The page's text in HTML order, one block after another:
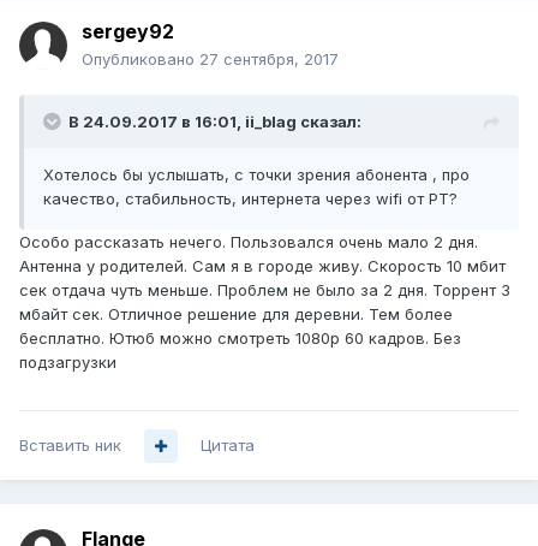
sergey92
Опубликовано 27 сентября, 2017
В 24.09.2017 в 16:01, ii_blag сказал:
Хотелось бы услышать, с точки зрения абонента , про
качество, стабильность, интернета через wifi от РТ?
Особо рассказать нечего. Пользовался очень мало 2 дня.
Антенна у родителей. Сам я в городе живу. Скорость 10 мбит
сек отдача чуть меньше. Проблем не было за 2 дня. Торрент 3
мбайт сек. Отличное решение для деревни. Тем более
бесплатно. Ютюб можно смотреть 1080р 60 кадров. Без
подзагрузки
Вставить ник Цитата
Flange